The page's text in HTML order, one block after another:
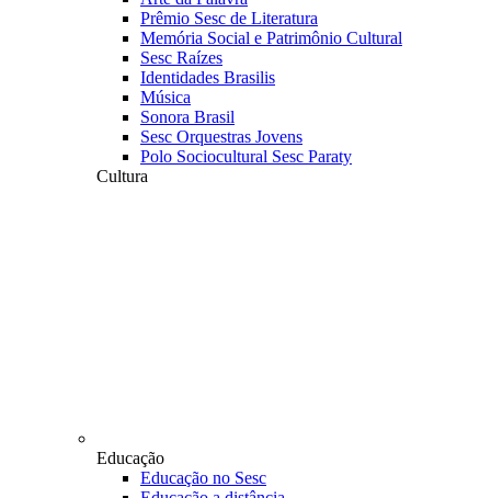
Prêmio Sesc de Literatura
Memória Social e Patrimônio Cultural
Sesc Raízes
Identidades Brasilis
Música
Sonora Brasil
Sesc Orquestras Jovens
Polo Sociocultural Sesc Paraty
Cultura
Educação
Educação no Sesc